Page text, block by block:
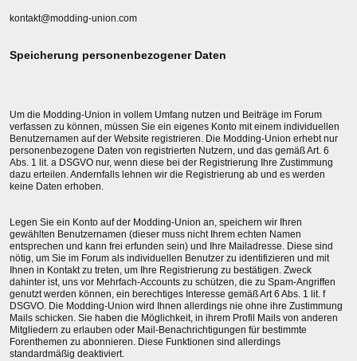
kontakt@modding-union.com
Speicherung personenbezogener Daten
Um die Modding-Union in vollem Umfang nutzen und Beiträge im Forum
verfassen zu können, müssen Sie ein eigenes Konto mit einem individuellen
Benutzernamen auf der Website registrieren. Die Modding-Union erhebt nur
personenbezogene Daten von registrierten Nutzern, und das gemäß Art. 6
Abs. 1 lit. a DSGVO nur, wenn diese bei der Registrierung Ihre Zustimmung
dazu erteilen. Andernfalls lehnen wir die Registrierung ab und es werden
keine Daten erhoben.
Legen Sie ein Konto auf der Modding-Union an, speichern wir Ihren
gewählten Benutzernamen (dieser muss nicht Ihrem echten Namen
entsprechen und kann frei erfunden sein) und Ihre Mailadresse. Diese sind
nötig, um Sie im Forum als individuellen Benutzer zu identifizieren und mit
Ihnen in Kontakt zu treten, um Ihre Registrierung zu bestätigen. Zweck
dahinter ist, uns vor Mehrfach-Accounts zu schützen, die zu Spam-Angriffen
genutzt werden können, ein berechtiges Interesse gemäß Art 6 Abs. 1 lit. f
DSGVO. Die Modding-Union wird Ihnen allerdings nie ohne ihre Zustimmung
Mails schicken. Sie haben die Möglichkeit, in ihrem Profil Mails von anderen
Mitgliedern zu erlauben oder Mail-Benachrichtigungen für bestimmte
Forenthemen zu abonnieren. Diese Funktionen sind allerdings
standardmäßig deaktiviert.